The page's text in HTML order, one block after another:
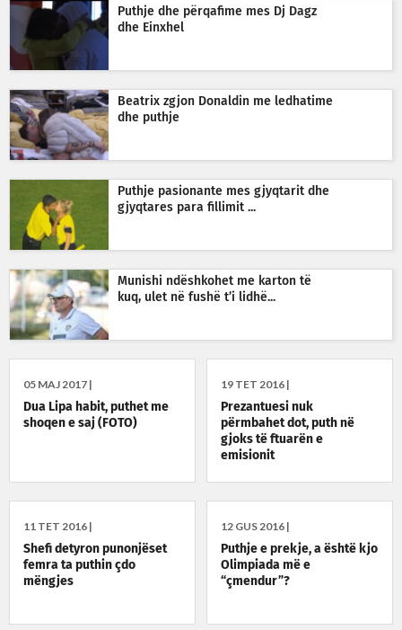
Puthje dhe përqafime mes Dj Dagz
dhe Einxhel
Beatrix zgjon Donaldin me ledhatime
dhe puthje
Puthje pasionante mes gjyqtarit dhe
gjyqtares para fillimit ...
Munishi ndëshkohet me karton të
kuq, ulet në fushë t’i lidhë...
05 MAJ 2017 |
Dua Lipa habit, puthet me
shoqen e saj (FOTO)
19 TET 2016 |
Prezantuesi nuk
përmbahet dot, puth në
gjoks të ftuarën e
emisionit
11 TET 2016 |
Shefi detyron punonjëset
femra ta puthin çdo
mëngjes
12 GUS 2016 |
Puthje e prekje, a është kjo
Olimpiada më e
“çmendur”?